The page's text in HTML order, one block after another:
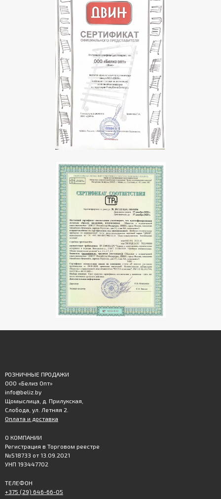
РОЗНИЧНЫЕ ПРОДАЖИ
ООО «Белиз Опт»
info@beliz.by
Щомыслица, д. Прилукская,
Слобода, ул. Летняя 2.
Оплата и доставка
О КОМПАНИИ
Регистрация в Торговом реестре
№518733 от 13.09.2021
УНП 193447702
ТЕЛЕФОН
+375 (29) 646-66-05